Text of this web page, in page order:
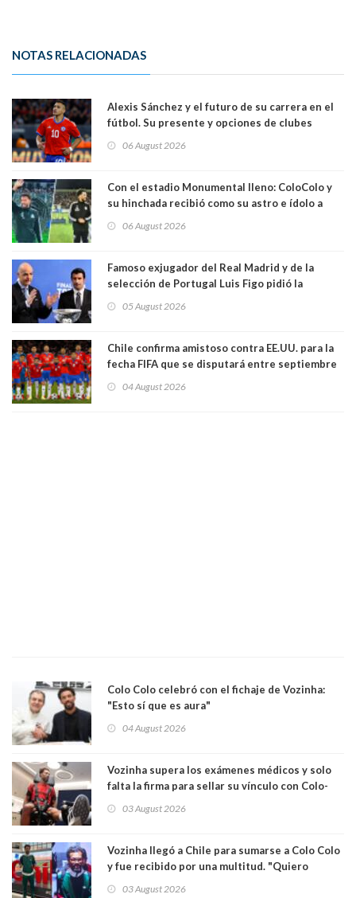
NOTAS RELACIONADAS
Alexis Sánchez y el futuro de su carrera en el
fútbol. Su presente y opciones de clubes
06 August 2026
Con el estadio Monumental lleno: ColoColo y
su hinchada recibió como su astro e ídolo a
06 August 2026
Famoso exjugador del Real Madrid y de la
selección de Portugal Luis Figo pidió la
comportamiento más bajo y cobarde que he
05 August 2026
Chile confirma amistoso contra EE.UU. para la
fecha FIFA que se disputará entre septiembre
04 August 2026
Colo Colo celebró con el fichaje de Vozinha:
"Esto sí que es aura"
04 August 2026
Vozinha supera los exámenes médicos y solo
falta la firma para sellar su vínculo con Colo-
03 August 2026
Vozinha llegó a Chile para sumarse a Colo Colo
y fue recibido por una multitud. "Quiero
03 August 2026